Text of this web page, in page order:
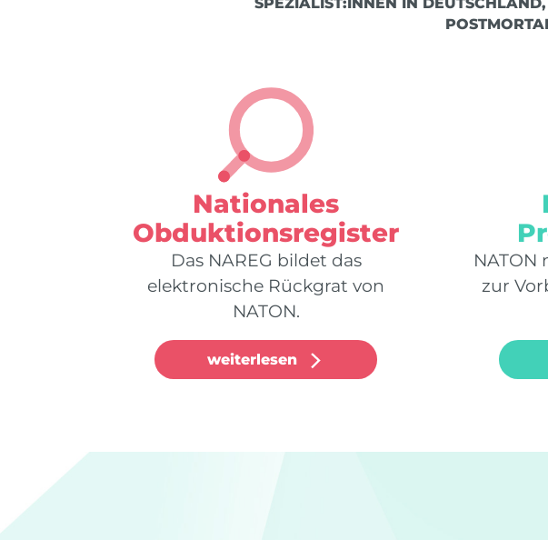
Nationales
Obduktionsregister
Das NAREG bildet das
elektronische Rückgrat von
NATON.
weiterlesen
zur